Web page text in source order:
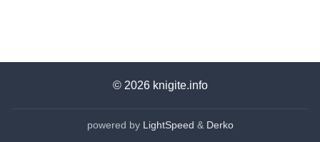
© 2026 knigite.info
powered by LightSpeed & Derko